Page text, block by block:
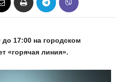
до 17:00 на городском
«горячая линия».